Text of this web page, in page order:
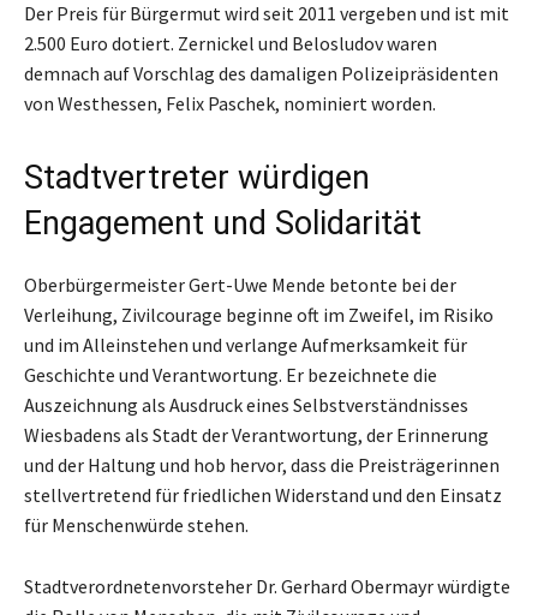
Der Preis für Bürgermut wird seit 2011 vergeben und ist mit
2.500 Euro dotiert. Zernickel und Belosludov waren
demnach auf Vorschlag des damaligen Polizeipräsidenten
von Westhessen, Felix Paschek, nominiert worden.
Stadtvertreter würdigen
Engagement und Solidarität
Oberbürgermeister Gert-Uwe Mende betonte bei der
Verleihung, Zivilcourage beginne oft im Zweifel, im Risiko
und im Alleinstehen und verlange Aufmerksamkeit für
Geschichte und Verantwortung. Er bezeichnete die
Auszeichnung als Ausdruck eines Selbstverständnisses
Wiesbadens als Stadt der Verantwortung, der Erinnerung
und der Haltung und hob hervor, dass die Preisträgerinnen
stellvertretend für friedlichen Widerstand und den Einsatz
für Menschenwürde stehen.
Stadtverordnetenvorsteher Dr. Gerhard Obermayr würdigte